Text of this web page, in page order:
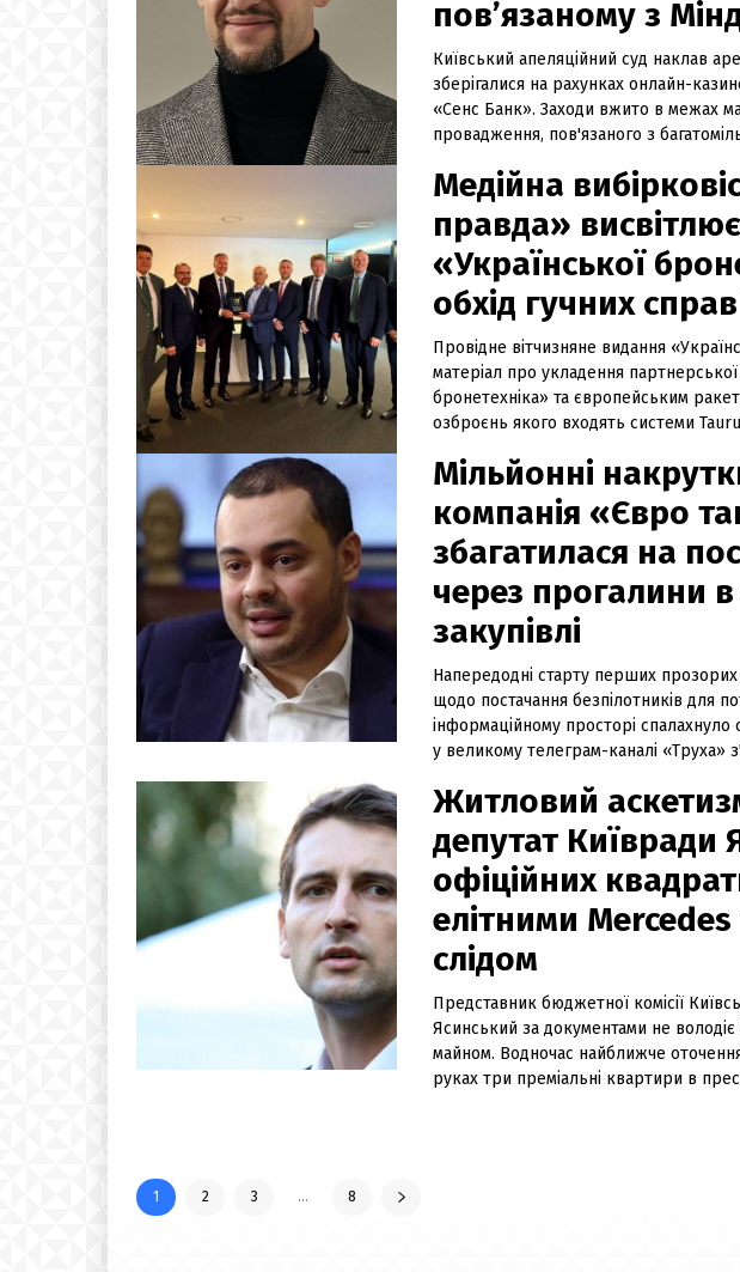
пов’язаному з
Київський апеляційний суд наклав
зберігалися на рахунках онлайн-
«Сенс Банк». Заходи вжито в межах
провадження, пов'язаного з
Медійна
правда»
«Української
обхід гучних
Провідне вітчизняне видання
матеріал про укладення
бронетехніка» та європейським
озброєнь якого входять системи
Мільйонні
компанія «Євро
збагатилася на
через прогалини в
закупівлі
Напередодні старту перших прозорих
щодо постачання безпілотників для
інформаційному просторі
у великому телеграм-каналі «Труха»
Житловий
депутат Київради
офіційних
елітними
слідом
Представник бюджетної комісії
Ясинський за документами не
майном. Водночас найближче
руках три преміальні квартири в
1 2 3 ... 8